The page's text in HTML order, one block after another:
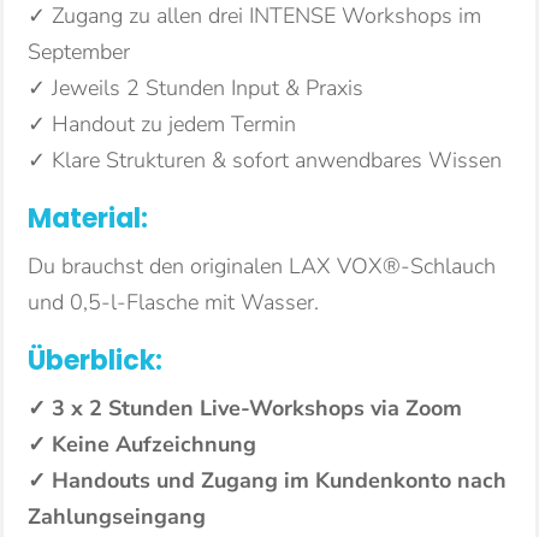
✓ Zugang zu allen drei INTENSE Workshops im
September
✓ Jeweils 2 Stunden Input & Praxis
✓ Handout zu jedem Termin
✓ Klare Strukturen & sofort anwendbares Wissen
Material:
Du brauchst den originalen LAX VOX®-Schlauch
und 0,5-l-Flasche mit Wasser.
Überblick:
✓ 3 x 2 Stunden Live-Workshops via Zoom
✓ Keine Aufzeichnung
✓ Handouts und Zugang im Kundenkonto nach
Zahlungseingang